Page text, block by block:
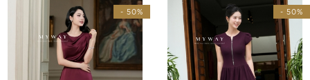
- 50% - 50%